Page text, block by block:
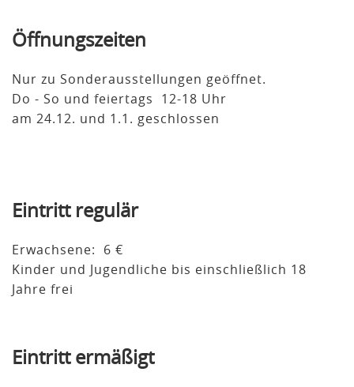
Öffnungszeiten
Nur zu Sonderausstellungen geöffnet.
Do - So und feiertags 12-18 Uhr
am 24.12. und 1.1. geschlossen
Eintritt regulär
Erwachsene: 6 €
Kinder und Jugendliche bis einschließlich 18
Jahre frei
Eintritt ermäßigt